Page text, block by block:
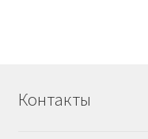
Контакты